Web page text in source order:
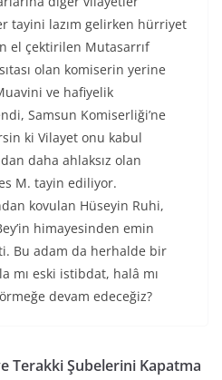
tayini lazım gelirken hürriyet
el çektirilen Mutasarrıf
olan komiserin yerine
ve hafiyelik
Samsun Komiserliği’ne
ki Vilayet onu kabul
daha ahlaksız olan
M. tayin ediliyor.
kovulan Hüseyin Ruhi,
himayesinden emin
Bu adam da herhalde bir
mı eski istibdat, halâ mı
devam edeceğiz?
Terakki Şubelerini Kapatma